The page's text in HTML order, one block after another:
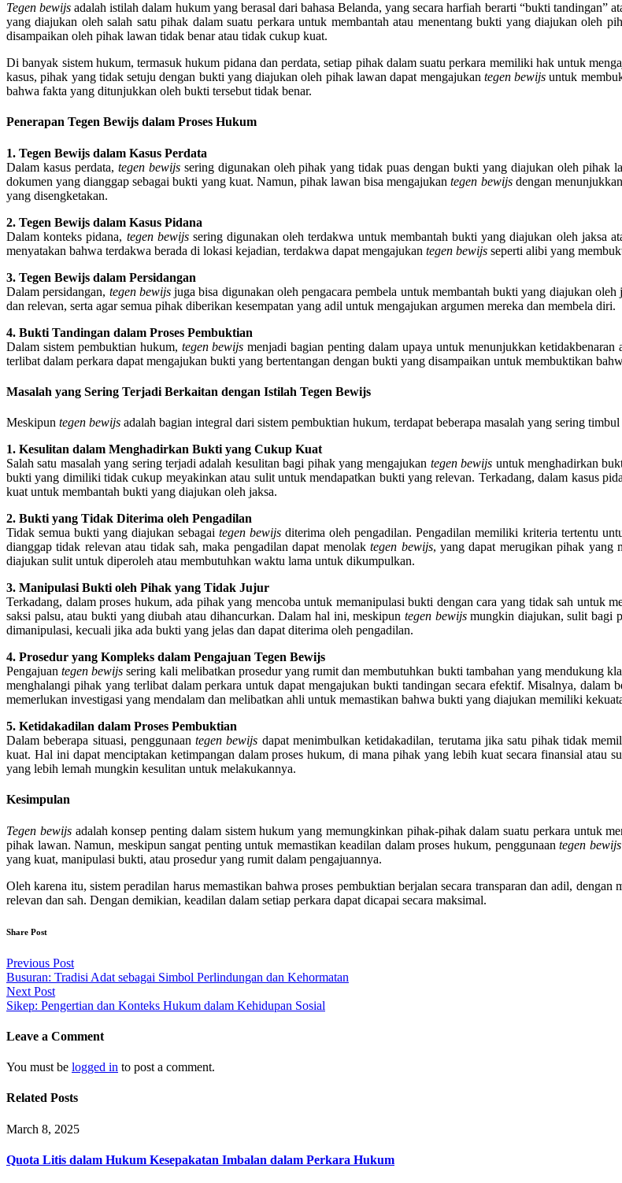
Tegen bewijs adalah istilah dalam hukum yang berasal dari bahasa Belanda, yang secara harfiah berarti “bukti tandingan”
yang diajukan oleh salah satu pihak dalam suatu perkara untuk membantah atau menentang bukti yang diajukan
disampaikan oleh pihak lawan tidak benar atau tidak cukup kuat.
Di banyak sistem hukum, termasuk hukum pidana dan perdata, setiap pihak dalam suatu perkara memiliki hak untuk
kasus, pihak yang tidak setuju dengan bukti yang diajukan oleh pihak lawan dapat mengajukan tegen bewijs untuk
bahwa fakta yang ditunjukkan oleh bukti tersebut tidak benar.
Penerapan Tegen Bewijs dalam Proses Hukum
1. Tegen Bewijs dalam Kasus Perdata
Dalam kasus perdata, tegen bewijssering digunakan oleh pihak yang tidak puas dengan bukti yang diajukan oleh pihak
dokumen yang dianggap sebagai bukti yang kuat. Namun, pihak lawan bisa mengajukantegen bewijsdengan
yang disengketakan.
2. Tegen Bewijs dalam Kasus Pidana
Dalam konteks pidana, tegen bewijssering digunakan oleh terdakwa untuk membantah bukti yang diajukan oleh jaksa
menyatakan bahwa terdakwa berada di lokasi kejadian, terdakwa dapat mengajukan tegen bewijs seperti alibi yang
3. Tegen Bewijs dalam Persidangan
Dalam persidangan, tegen bewijsjuga bisa digunakan oleh pengacara pembela untuk membantah bukti yang diajukan
dan relevan, serta agar semua pihak diberikan kesempatan yang adil untuk mengajukan argumen mereka dan membela diri.
4. Bukti Tandingan dalam Proses Pembuktian
Dalam sistem pembuktian hukum, tegen bewijs menjadi bagian penting dalam upaya untuk menunjukkan
terlibat dalam perkara dapat mengajukan bukti yang bertentangan dengan bukti yang disampaikan untuk membuktikan
Masalah yang Sering Terjadi Berkaitan dengan Istilah Tegen Bewijs
Meskipun tegen bewijs adalah bagian integral dari sistem pembuktian hukum, terdapat beberapa masalah yang sering
1. Kesulitan dalam Menghadirkan Bukti yang Cukup Kuat
Salah satu masalah yang sering terjadi adalah kesulitan bagi pihak yang mengajukan tegen bewijs untuk menghadirkan
bukti yang dimiliki tidak cukup meyakinkan atau sulit untuk mendapatkan bukti yang relevan. Terkadang, dalam kasus
kuat untuk membantah bukti yang diajukan oleh jaksa.
2. Bukti yang Tidak Diterima oleh Pengadilan
Tidak semua bukti yang diajukan sebagaitegen bewijs diterima oleh pengadilan. Pengadilan memiliki kriteria tertentu
dianggap tidak relevan atau tidak sah, maka pengadilan dapat menolaktegen bewijs, yang dapat merugikan pihak yang
diajukan sulit untuk diperoleh atau membutuhkan waktu lama untuk dikumpulkan.
3. Manipulasi Bukti oleh Pihak yang Tidak Jujur
Terkadang, dalam proses hukum, ada pihak yang mencoba untuk memanipulasi bukti dengan cara yang tidak sah untuk
saksi palsu, atau bukti yang diubah atau dihancurkan. Dalam hal ini, meskipun tegen bewijsmungkin diajukan, sulit bagi
dimanipulasi, kecuali jika ada bukti yang jelas dan dapat diterima oleh pengadilan.
4. Prosedur yang Kompleks dalam Pengajuan Tegen Bewijs
Pengajuantegen bewijs sering kali melibatkan prosedur yang rumit dan membutuhkan bukti tambahan yang mendukung
menghalangi pihak yang terlibat dalam perkara untuk dapat mengajukan bukti tandingan secara efektif. Misalnya, dalam
memerlukan investigasi yang mendalam dan melibatkan ahli untuk memastikan bahwa bukti yang diajukan memiliki
5. Ketidakadilan dalam Proses Pembuktian
Dalam beberapa situasi, penggunaantegen bewijs dapat menimbulkan ketidakadilan, terutama jika satu pihak tidak
kuat. Hal ini dapat menciptakan ketimpangan dalam proses hukum, di mana pihak yang lebih kuat secara finansial atau
yang lebih lemah mungkin kesulitan untuk melakukannya.
Kesimpulan
Tegen bewijsadalah konsep penting dalam sistem hukum yang memungkinkan pihak-pihak dalam suatu perkara untuk
pihak lawan. Namun, meskipun sangat penting untuk memastikan keadilan dalam proses hukum, penggunaantegen bewijs
yang kuat, manipulasi bukti, atau prosedur yang rumit dalam pengajuannya.
Oleh karena itu, sistem peradilan harus memastikan bahwa proses pembuktian berjalan secara transparan dan adil,
relevan dan sah. Dengan demikian, keadilan dalam setiap perkara dapat dicapai secara maksimal.
Share Post
Post
navigation
Previous Post
Busuran: Tradisi Adat sebagai Simbol Perlindungan dan Kehormatan
Next Post
Sikep: Pengertian dan Konteks Hukum dalam Kehidupan Sosial
Leave a Comment
You must be logged in to post a comment.
Related Posts
March 8, 2025
Quota Litis dalam Hukum Kesepakatan Imbalan dalam Perkara Hukum